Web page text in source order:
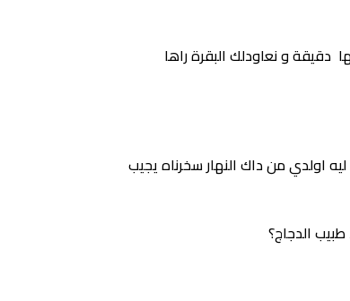
دقيقة و نعاودلك البقرة راها
اولدي من داك النهار سخرناه يجيب
الدجاج؟